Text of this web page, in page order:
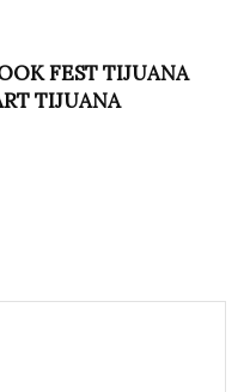
FEST TIJUANA
TIJUANA